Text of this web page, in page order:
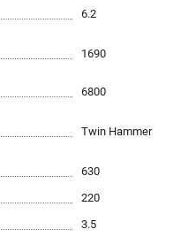
данных
6.2
1690
6800
Twin Hammer
630
220
3.5